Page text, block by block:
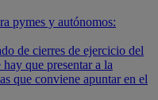
pymes y autónomos:
de cierres de ejercicio del
que presentar a la
que conviene apuntar en el